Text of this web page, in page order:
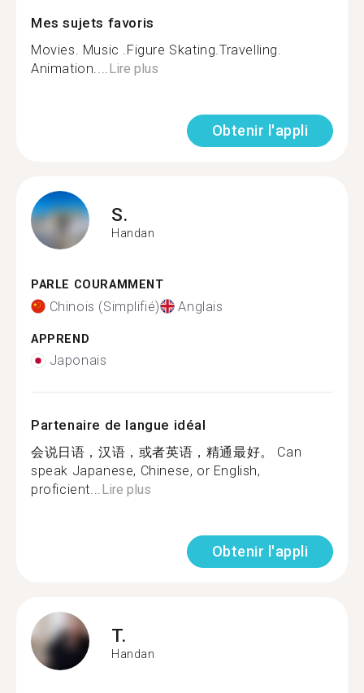
Mes sujets favoris
Movies. Music .Figure Skating.Travelling.
Animation....Lire plus
Obtenir l'appli
S.
Handan
PARLE COURAMMENT
Chinois (Simplifié) Anglais
APPREND
Japonais
Partenaire de langue idéal
会说日语，汉语，或者英语，精通最好。 Can
speak Japanese, Chinese, or English,
proficient...Lire plus
Obtenir l'appli
T.
Handan